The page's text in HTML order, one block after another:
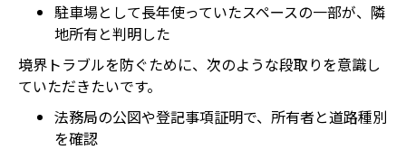
駐車場として長年使っていたスペースの一部が、隣
地所有と判明した
境界トラブルを防ぐために、次のような段取りを意識し
ていただきたいです。
法務局の公図や登記事項証明で、所有者と道路種別
を確認